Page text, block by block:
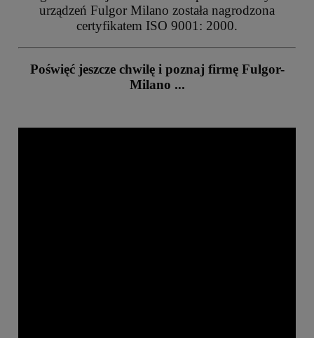
urządzeń Fulgor Milano została nagrodzona
certyfikatem ISO 9001: 2000.
Poświęć jeszcze chwilę i poznaj firmę Fulgor-
Milano ...